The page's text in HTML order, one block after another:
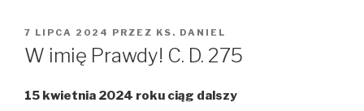
OPUBLIKOWANE
W
7 LIPCA 2024 PRZEZ KS. DANIEL
W imię Prawdy! C. D. 275
15 kwietnia 2024 roku ciąg dalszy